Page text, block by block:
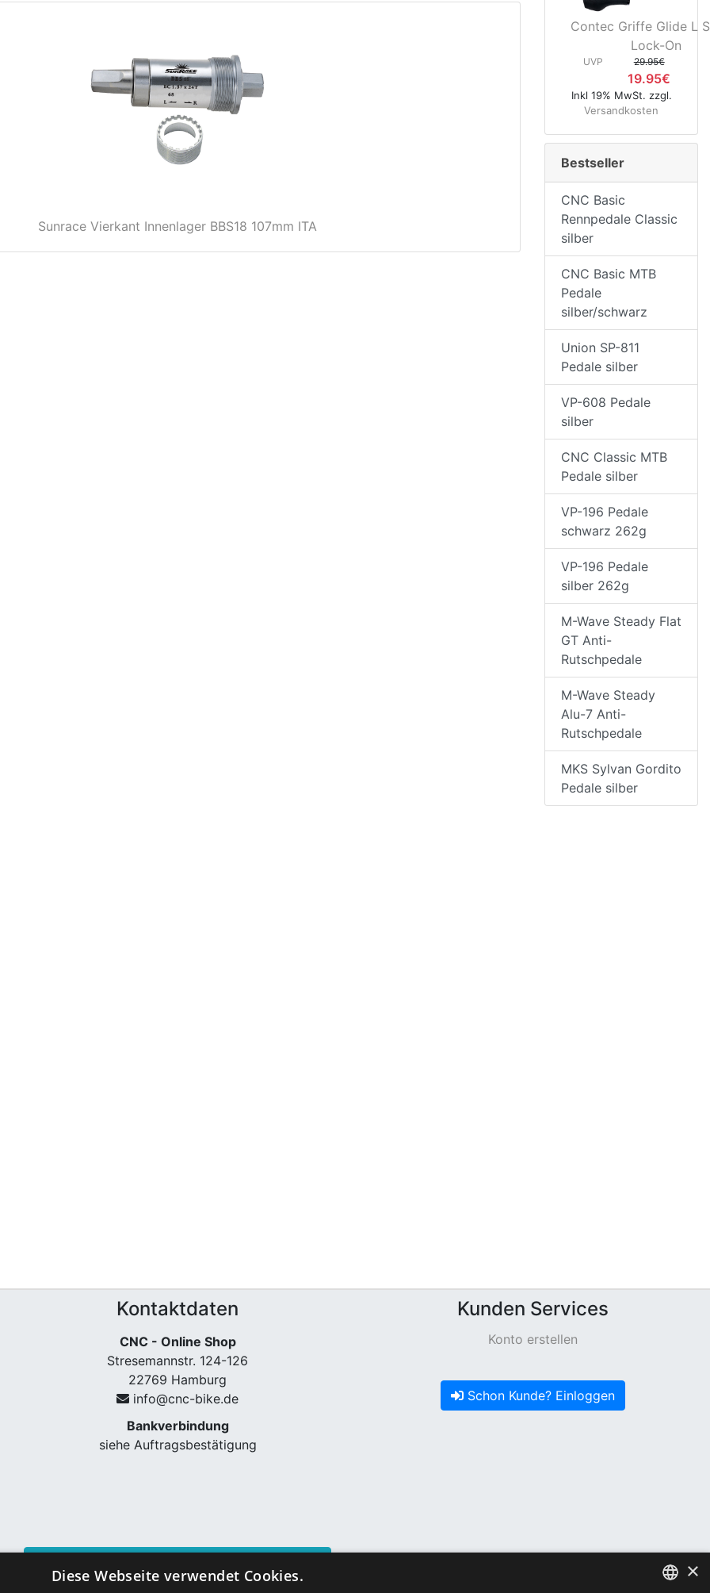
Sunrace Vierkant Innenlager BBS18 107mm ITA
Contec Griffe Glide L
Lock-On
UVP 29.95€
19.95€
Inkl 19% MwSt. zzgl.
Versandkosten
Bestseller
CNC Basic
Rennpedale Classic
silber
CNC Basic MTB
Pedale
silber/schwarz
Union SP-811
Pedale silber
VP-608 Pedale
silber
CNC Classic MTB
Pedale silber
VP-196 Pedale
schwarz 262g
VP-196 Pedale
silber 262g
M-Wave Steady Flat
GT Anti-
Rutschpedale
M-Wave Steady
Alu-7 Anti-
Rutschpedale
MKS Sylvan Gordito
Pedale silber
Kontaktdaten
CNC - Online Shop
Stresemannstr. 124-126
22769 Hamburg
info@cnc-bike.de
Bankverbindung
siehe Auftragsbestätigung
Kunden Services
Konto erstellen
Schon Kunde? Einloggen
×
Diese Webseite verwendet Cookies.